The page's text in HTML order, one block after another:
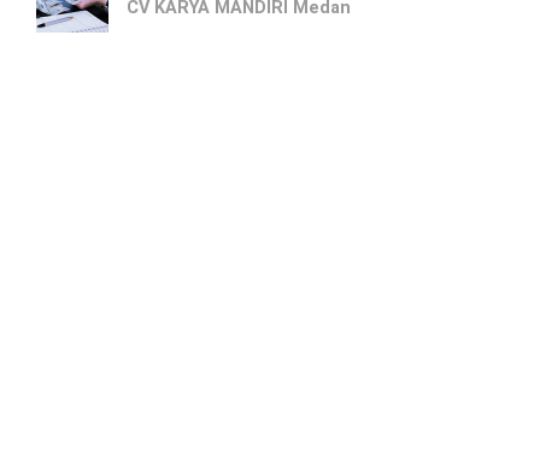
CV KARYA MANDIRI Medan